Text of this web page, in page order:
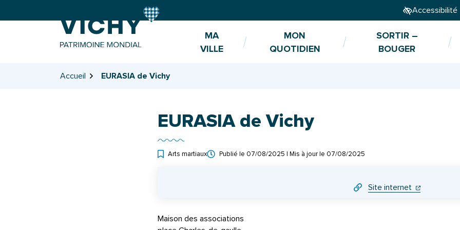
Accessibilité
MA
VILLE
MON
QUOTIDIEN
SORTIR –
BOUGER
Accueil EURASIA de Vichy
EURASIA de Vichy
Arts martiaux Publié le 07/08/2025 | Mis à jour le 07/08/2025
Site internet (ouverture
(ouverture
Maison des associations